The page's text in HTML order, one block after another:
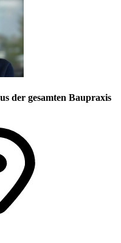
der gesamten Baupraxis